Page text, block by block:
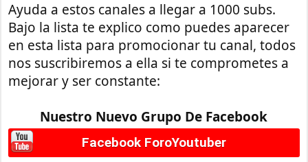
Ayuda a estos canales a llegar a 1000 subs.
Bajo la lista te explico como puedes aparecer
en esta lista para promocionar tu canal, todos
nos suscribiremos a ella si te comprometes a
mejorar y ser constante:
Nuestro Nuevo Grupo De Facebook
Facebook ForoYoutuber